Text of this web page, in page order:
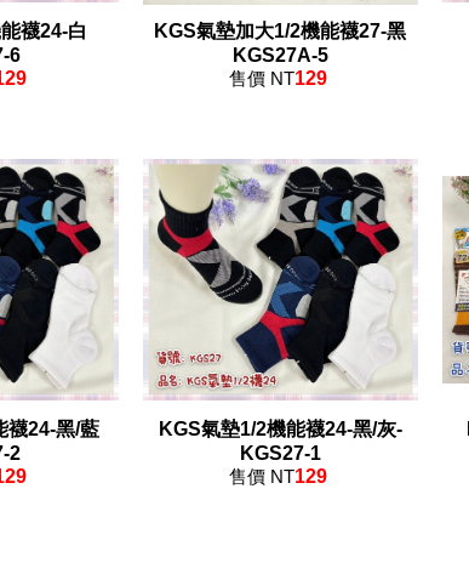
襪24-白
6
KGS氣墊加大1/2機能襪27-黑
KGS27A-5
售價 NT129
襪24-黑/藍
2
KGS氣墊1/2機能襪24-黑/灰-
KGS27-1
售價 NT129